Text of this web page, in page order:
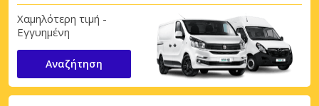
Χαμηλότερη τιμή -
Εγγυημένη
Αναζήτηση